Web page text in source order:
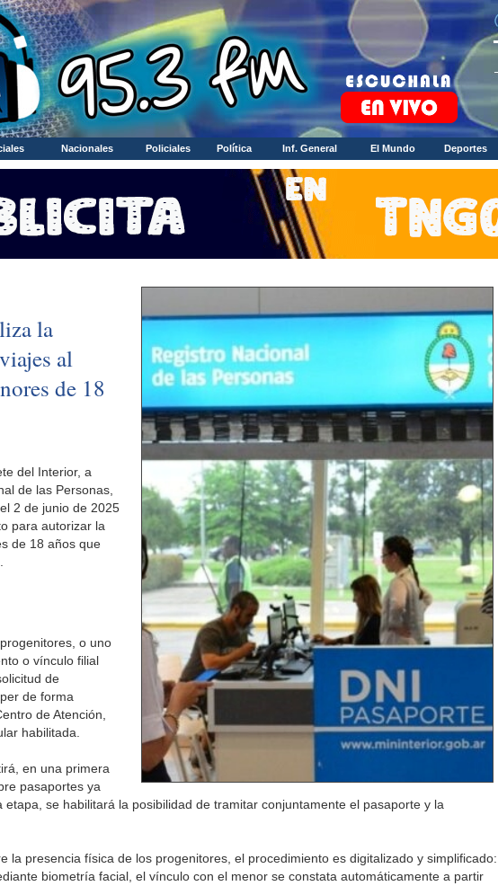
Nacionales Policiales Política Inf. General El Mundo Deportes
la
al
de 18
del Interior, a
de las Personas,
2 de junio de 2025
para autorizar la
de 18 años que
o uno
o vínculo filial
de
de forma
de Atención,
habilitada.
en una primera
pasaportes ya
etapa, se habilitará la posibilidad de tramitar conjuntamente el pasaporte y la
la presencia física de los progenitores, el procedimiento es digitalizado y simplificado:
biometría facial, el vínculo con el menor se constata automáticamente a partir